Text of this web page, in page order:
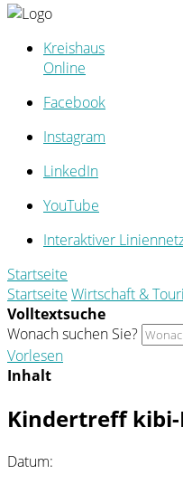
Kreishaus
Online
Facebook
Instagram
LinkedIn
YouTube
Interaktiver
Startseite
Startseite Wirtschaft &
Volltextsuche
Wonach suchen Sie?
Vorlesen
Inhalt
Kindertreff
Datum: